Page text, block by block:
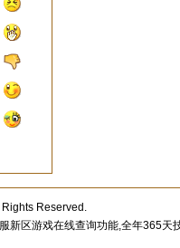
Reserved.
新区游戏在线查询功能,全年365天